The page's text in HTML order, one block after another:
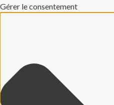
Gérer le consentement